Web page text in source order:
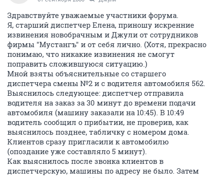
Здравствуйте уважаемые участники форума.
Я, старший диспетчер Елена, приношу искренние
извинения новобрачным и Джули от сотрудников
фирмы "Мустангъ" и от себя лично. (Хотя, прекрасно
понимаю, что никакие извинения не смогут
поправить сложившуюся ситуацию.)
Мной взяты объяснительные со старшего
диспетчера смены №2 и с водителя автомобиля 562.
Выяснилось следующее: диспетчер отправила
водителя на заказ за 30 минут до времени подачи
автомобиля (машину заказали на 10:45). В 10:49
водитель сообщил о прибытии, не проверив, как
выяснилось позднее, табличку с номером дома.
Клиентов сразу пригласили к автомобилю
(опоздание уже составляло 5 минут).
Как выяснилось после звонка клиентов в
диспетчерскую, машины по адресу не было. Затем